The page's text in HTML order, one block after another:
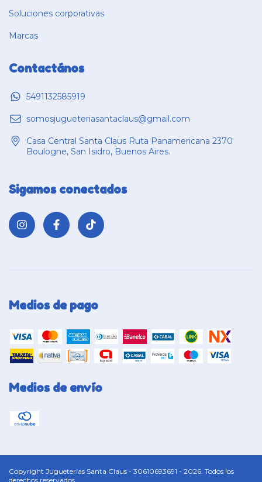
Soluciones corporativas
Marcas
Contactános
5491132585919
somosjugueteriasantaclaus@gmail.com
Casa Central Santa Claus Ruta Panamericana 2370
Boulogne, San Isidro, Buenos Aires.
Sigamos conectados
Medios de pago
Medios de envío
Copyright Jugueterias Santa Claus - 30610693691 - 2026. Todos los
derechos reservados.